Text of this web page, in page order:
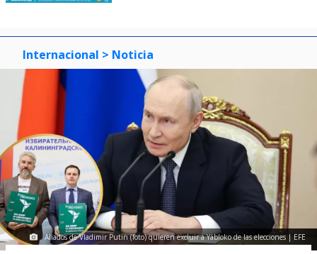
Internacional > Noticia
Aliados de Vladimir Putin (foto) quieren excluir a Yábloko de las elecciones | EFE